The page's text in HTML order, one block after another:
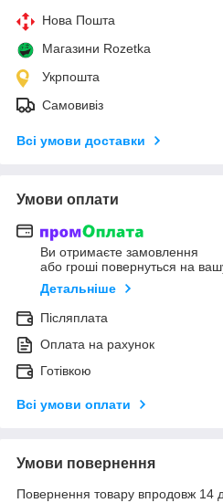
Нова Пошта
Магазини Rozetka
Укрпошта
Самовивіз
Всі умови доставки
Умови оплати
Ви отримаєте замовлення
або гроші повернуться на
Детальніше
Післяплата
Оплата на рахунок
Готівкою
Всі умови оплати
Умови повернення
Повернення товару впродовж 14